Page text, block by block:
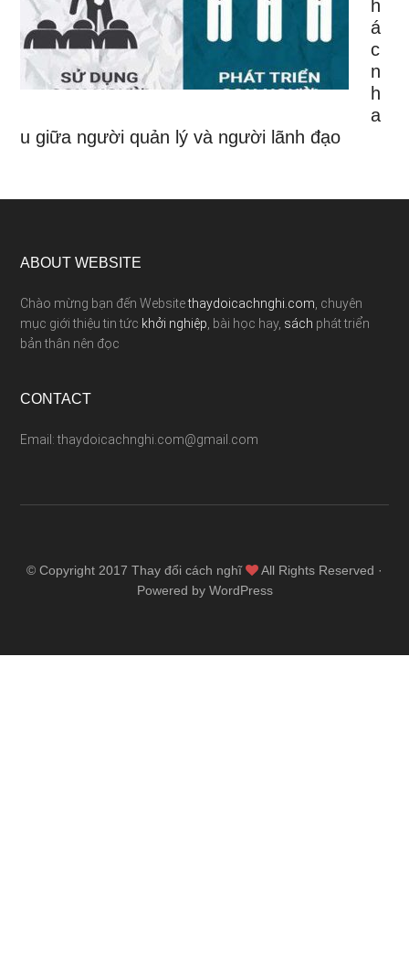
h
á
c
n
h
a
u giữa người quản lý và người lãnh đạo
ABOUT WEBSITE
Chào mừng bạn đến Websitethaydoicachnghi.com , chuyên
mục giới thiệu tin tức khởi nghiệp , bài học hay, sách phát triển
bản thân nên đọc
CONTACT
Email: thaydoicachnghi.com@gmail.com
© Copyright 2017 Thay đổi cách nghĩ
All Rights Reserved ·
Powered by WordPress